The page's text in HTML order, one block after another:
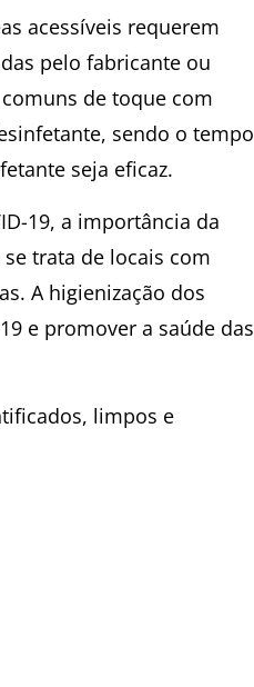
acessíveis requerem
pelo fabricante ou
de toque com
sendo o tempo
seja eficaz.
19, a importância da
trata de locais com
A higienização dos
e promover a saúde das
limpos e